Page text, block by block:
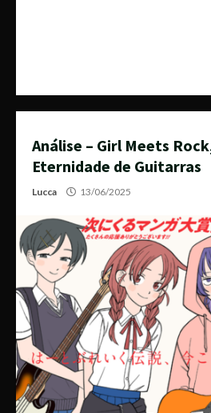
Análise – Girl Meets
Eternidade de Guitarras
Lucca 13/06/2025